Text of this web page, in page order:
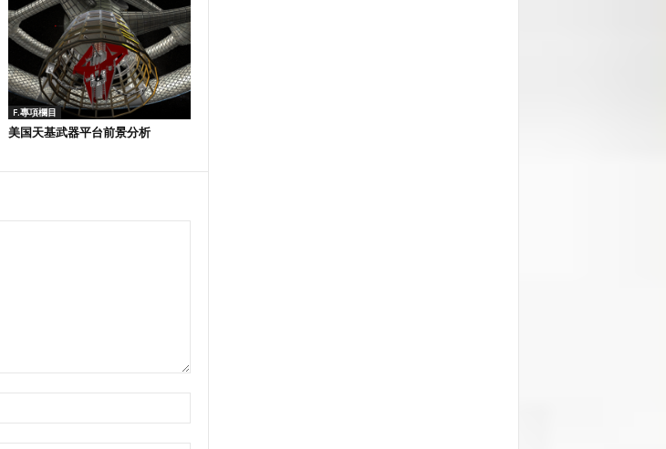
F.專項欄目
美国天基武器平台前景分析